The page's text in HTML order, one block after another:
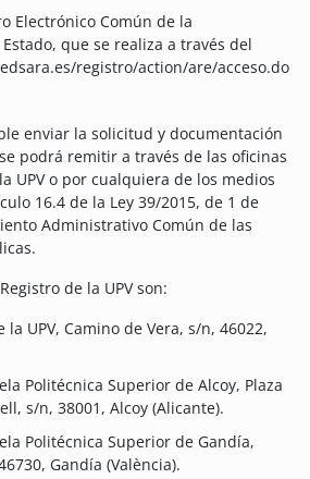
Electrónico Común de la
que se realiza a través del
registro/action/are/acceso.do
enviar la solicitud y documentación
podrá remitir a través de las oficinas
UPV o por cualquiera de los medios
16.4 de la Ley 39/2015, de 1 de
Administrativo Común de las
de la UPV son:
la UPV, Camino de Vera, s/n, 46022,
Politécnica Superior de Alcoy, Plaza
s/n, 38001, Alcoy (Alicante).
Politécnica Superior de Gandía,
Gandía (València).